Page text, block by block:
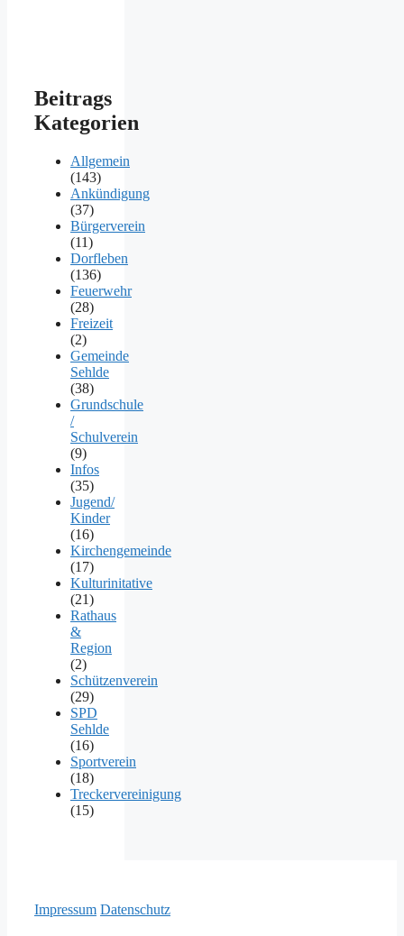
Beitrags
Kategorien
Allgemein
(143)
Ankündigung
(37)
Bürgerverein
(11)
Dorfleben
(136)
Feuerwehr
(28)
Freizeit
(2)
Gemeinde
Sehlde
(38)
Grundschule
/
Schulverein
(9)
Infos
(35)
Jugend/
Kinder
(16)
Kirchengemeinde
(17)
Kulturinitative
(21)
Rathaus
&
Region
(2)
Schützenverein
(29)
SPD
Sehlde
(16)
Sportverein
(18)
Treckervereinigung
(15)
Impressum Datenschutz